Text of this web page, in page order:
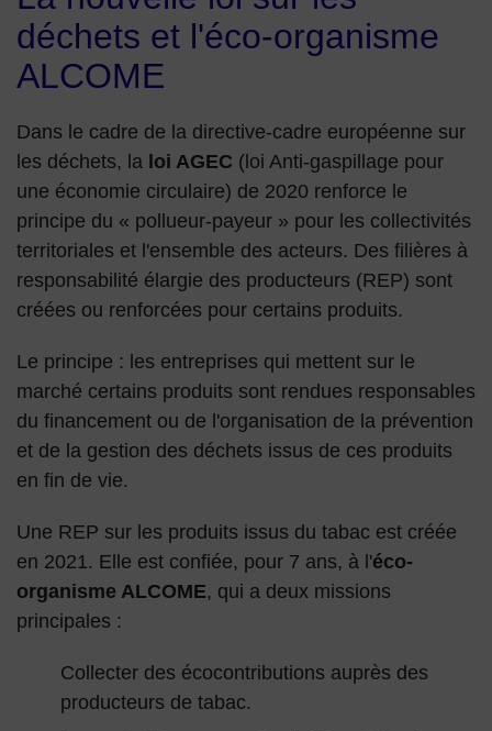
déchets et l'éco-organisme
ALCOME
Dans le cadre de la directive-cadre européenne sur
les déchets, la loi AGEC (loi Anti-gaspillage pour
une économie circulaire) de 2020 renforce le
principe du « pollueur-payeur » pour les collectivités
territoriales et l'ensemble des acteurs. Des filières à
responsabilité élargie des producteurs (REP) sont
créées ou renforcées pour certains produits.
Le principe : les entreprises qui mettent sur le
marché certains produits sont rendues responsables
du financement ou de l'organisation de la prévention
et de la gestion des déchets issus de ces produits
en fin de vie.
Une REP sur les produits issus du tabac est créée
en 2021. Elle est confiée, pour 7 ans, à l'éco-
organisme ALCOME, qui a deux missions
principales :
Collecter des écocontributions auprès des
producteurs de tabac.